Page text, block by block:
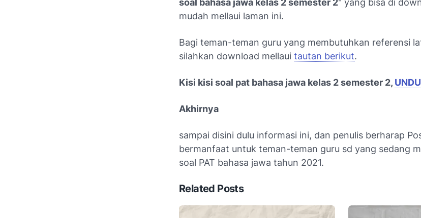
soal bahasa jawa kelas 2 semester 2" yang bisa di
mudah mellaui laman ini.
Bagi teman-teman guru yang membutuhkan referensi
silahkan download mellaui tautan berikut.
Kisi kisi soal pat bahasa jawa kelas 2 semester 2,
Akhirnya
sampai disini dulu informasi ini, dan penulis berharap
bermanfaat untuk teman-teman guru sd yang sedang
soal PAT bahasa jawa tahun 2021.
Related Posts